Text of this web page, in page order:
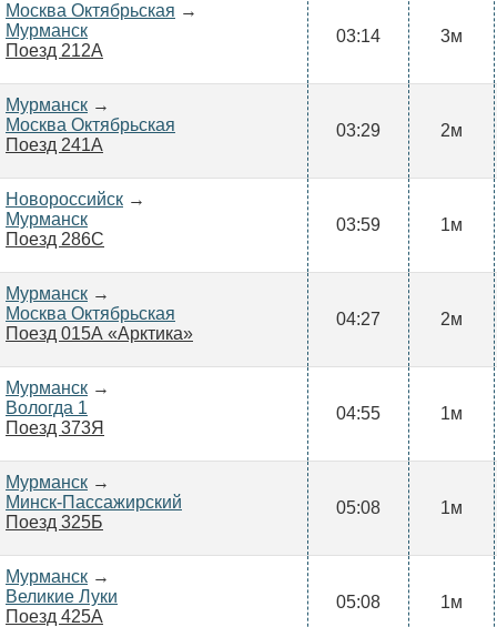
Москва Октябрьская →
Мурманск
Поезд 212А
03:14 3м
Мурманск →
Москва Октябрьская
Поезд 241А
03:29 2м
Новороссийск →
Мурманск
Поезд 286С
03:59 1м
Мурманск →
Москва Октябрьская
Поезд 015А «Арктика»
04:27 2м
Мурманск →
Вологда 1
Поезд 373Я
04:55 1м
Мурманск →
Минск-Пассажирский
Поезд 325Б
05:08 1м
Мурманск →
Великие Луки
Поезд 425А
05:08 1м